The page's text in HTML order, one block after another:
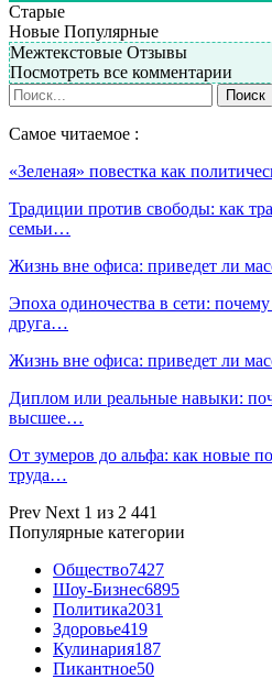
Старые
Новые Популярные
Межтекстовые Отзывы
Посмотреть все комментарии
Самое читаемое :
«Зеленая» повестка как
Традиции против свободы: как
семьи…
Жизнь вне офиса: приведет ли
Эпоха одиночества в сети:
друга…
Жизнь вне офиса: приведет ли
Диплом или реальные навыки:
высшее…
От зумеров до альфа: как новые
труда…
Prev Next 1 из 2 441
Популярные категории
Общество7427
Шоу-Бизнес6895
Политика2031
Здоровье419
Кулинария187
Пикантное50